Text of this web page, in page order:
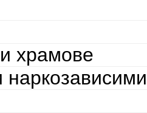
храмове
наркозависими